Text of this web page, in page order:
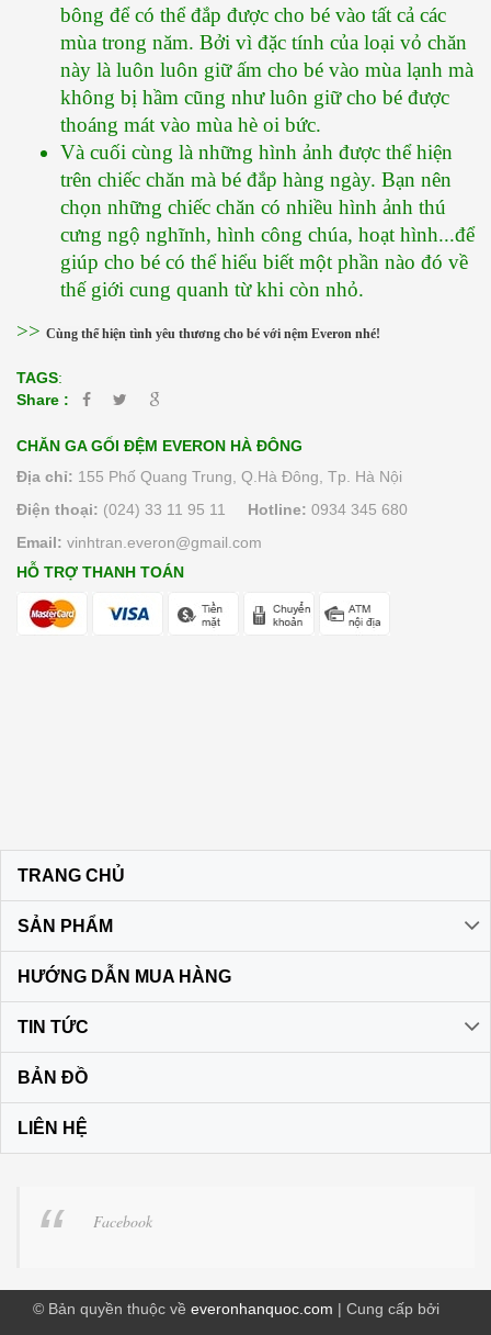
bông để có thể đắp được cho bé vào tất cả các
mùa trong năm. Bởi vì đặc tính của loại vỏ chăn
này là luôn luôn giữ ấm cho bé vào mùa lạnh mà
không bị hầm cũng như luôn giữ cho bé được
thoáng mát vào mùa hè oi bức.
Và cuối cùng là những hình ảnh được thể hiện
trên chiếc chăn mà bé đắp hàng ngày. Bạn nên
chọn những chiếc chăn có nhiều hình ảnh thú
cưng ngộ nghĩnh, hình công chúa, hoạt hình...để
giúp cho bé có thể hiểu biết một phần nào đó về
thế giới cung quanh từ khi còn nhỏ.
​>> Cùng thể hiện tình yêu thương cho bé với nệm Everon nhé!
TAGS:
Share :
CHĂN GA GỐI ĐỆM EVERON HÀ ĐÔNG
Địa chỉ: 155 Phố Quang Trung, Q.Hà Đông, Tp. Hà Nội
Điện thoại: (024) 33 11 95 11 Hotline: 0934 345 680
Email: vinhtran.everon@gmail.com
HỖ TRỢ THANH TOÁN
TRANG CHỦ
SẢN PHẨM
HƯỚNG DẪN MUA HÀNG
TIN TỨC
BẢN ĐỒ
LIÊN HỆ
Facebook
© Bản quyền thuộc về everonhanquoc.com | Cung cấp bởi